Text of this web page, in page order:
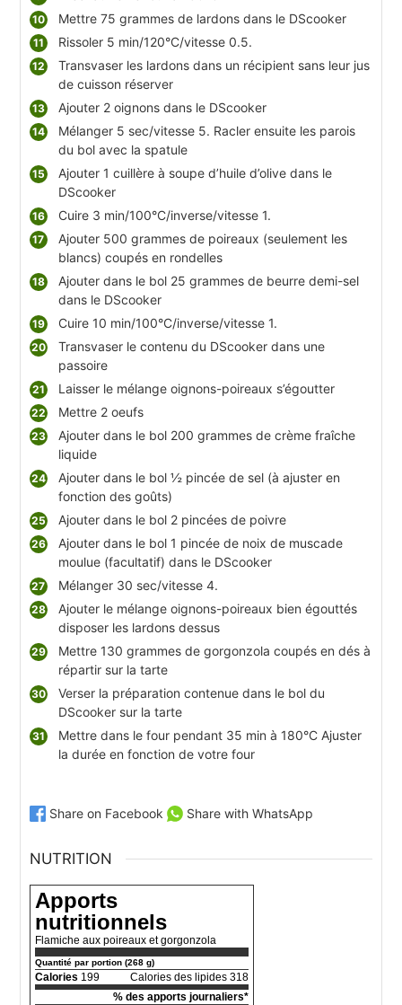
Mettre 75 grammes de lardons dans le DScooker
Rissoler 5 min/120°C/vitesse 0.5.
Transvaser les lardons dans un récipient sans leur jus
de cuisson réserver
Ajouter 2 oignons dans le DScooker
Mélanger 5 sec/vitesse 5. Racler ensuite les parois
du bol avec la spatule
Ajouter 1 cuillère à soupe d’huile d’olive dans le
DScooker
Cuire 3 min/100°C/inverse/vitesse 1.
Ajouter 500 grammes de poireaux (seulement les
blancs) coupés en rondelles
Ajouter dans le bol 25 grammes de beurre demi-sel
dans le DScooker
Cuire 10 min/100°C/inverse/vitesse 1.
Transvaser le contenu du DScooker dans une
passoire
Laisser le mélange oignons-poireaux s’égoutter
Mettre 2 oeufs
Ajouter dans le bol 200 grammes de crème fraîche
liquide
Ajouter dans le bol ½ pincée de sel (à ajuster en
fonction des goûts)
Ajouter dans le bol 2 pincées de poivre
Ajouter dans le bol 1 pincée de noix de muscade
moulue (facultatif) dans le DScooker
Mélanger 30 sec/vitesse 4.
Ajouter le mélange oignons-poireaux bien égouttés
disposer les lardons dessus
Mettre 130 grammes de gorgonzola coupés en dés à
répartir sur la tarte
Verser la préparation contenue dans le bol du
DScooker sur la tarte
Mettre dans le four pendant 35 min à 180°C Ajuster
la durée en fonction de votre four
Share on Facebook Share with WhatsApp
NUTRITION
Apports
nutritionnels
Flamiche aux poireaux et gorgonzola
Quantité par portion (268 g)
Calories 199
Calories des lipides 318
% des apports journaliers*